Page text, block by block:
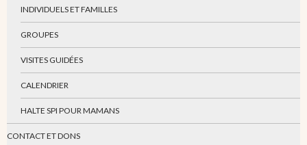
INDIVIDUELS ET FAMILLES
GROUPES
VISITES GUIDÉES
CALENDRIER
HALTE SPI POUR MAMANS
CONTACT ET DONS